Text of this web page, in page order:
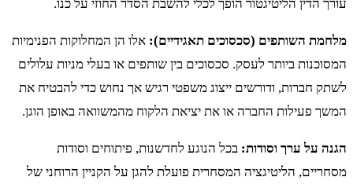
עורך הדין הליטיגטור הופך לכלי להשבת הסדר החוזי על כנו.
מלחמת השותפים (סכסוכים תאגידיים): אלו הן המחלוקות הפנימיות
המסוכנות ביותר לעסק. סכסוכים בין שותפים או בעלי מניות עלולים
לשתק חברות, ודורשים ייצוג משפטי רגיש אך נחוש כדי להבטיח את
המשך פעילות החברה או את יציאת הלקוח מהמשוואה באופן הוגן.
הגנה על ערך וסודות: בכל הנוגע לחדשנות, פיתוחים וסודות
מסחריים, הליטיגציה המסחרית פועלת להגן על הקניין הרוחני של